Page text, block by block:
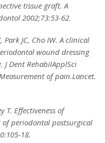
tissue graft. A
2002;73:53-62.
Park JC, Cho IW. A clinical
wound dressing
Dent RehabilApplSci
of pain.Lancet.
T. Effectiveness of
periodontal postsurgical
18.